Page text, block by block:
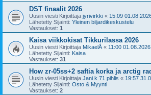
DST finaalit 2026
Uusin viesti Kirjoittaja jyrivirkki « 15:09
Lähetetty Sijainti: Yleinen biljardikeskustelu
Vastaukset: 1
Kaisa viikkokisat Tikkurilassa 2026
Uusin viesti Kirjoittaja MikaelÅ « 11:00 01.08.2026
Lähetetty Sijainti: Kaisa
Vastaukset: 31
How zr-05ss+2 saftia korka ja arctig
Uusin viesti Kirjoittaja Jani k 71 pihlis « 19:57
Lähetetty Sijainti: Osto & Myynti
Vastaukset: 2